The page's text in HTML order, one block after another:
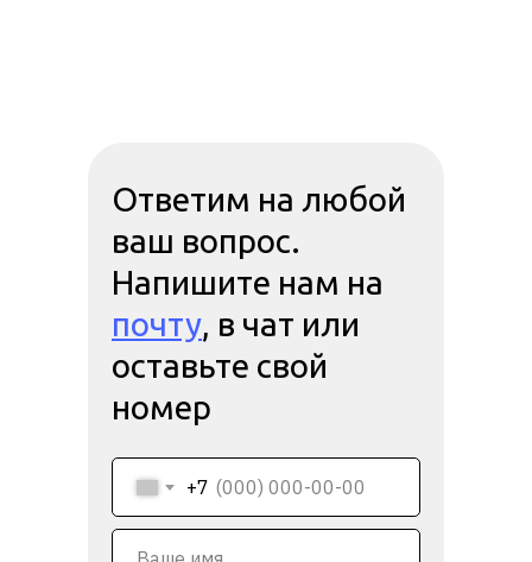
Ответим на любой
ваш вопрос.
Напишите нам на
почту, в чат или
оставьте свой
номер
+7